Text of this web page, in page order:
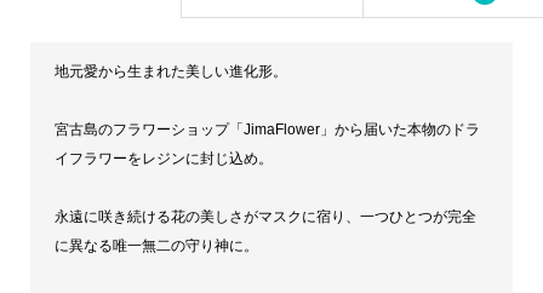
地元愛から生まれた美しい進化形。
宮古島のフラワーショップ「JimaFlower」から届いた本物のドラ
イフラワーをレジンに封じ込め。
永遠に咲き続ける花の美しさがマスクに宿り、一つひとつが完全
に異なる唯一無二の守り神に。